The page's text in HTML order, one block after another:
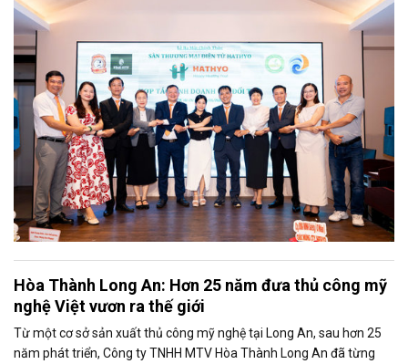
thiết yếu và sức khỏe cộng đồng.
Hòa Thành Long An: Hơn 25 năm đưa thủ công mỹ
nghệ Việt vươn ra thế giới
Từ một cơ sở sản xuất thủ công mỹ nghệ tại Long An, sau hơn 25
năm phát triển, Công ty TNHH MTV Hòa Thành Long An đã từng